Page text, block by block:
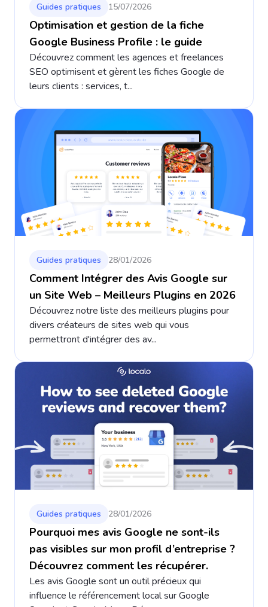
Guides pratiques 15/07/2026
Optimisation et gestion de la fiche
Google Business Profile : le guide
Découvrez comment les agences et freelances
SEO optimisent et gèrent les fiches Google de
leurs clients : services, t...
Guides pratiques 28/01/2026
Comment Intégrer des Avis Google sur
un Site Web – Meilleurs Plugins en 2026
Découvrez notre liste des meilleurs plugins pour
divers créateurs de sites web qui vous
permettront d'intégrer des av...
Guides pratiques 28/01/2026
Pourquoi mes avis Google ne sont-ils
pas visibles sur mon profil d’entreprise ?
Découvrez comment les récupérer.
Les avis Google sont un outil précieux qui
influence le référencement local sur Google